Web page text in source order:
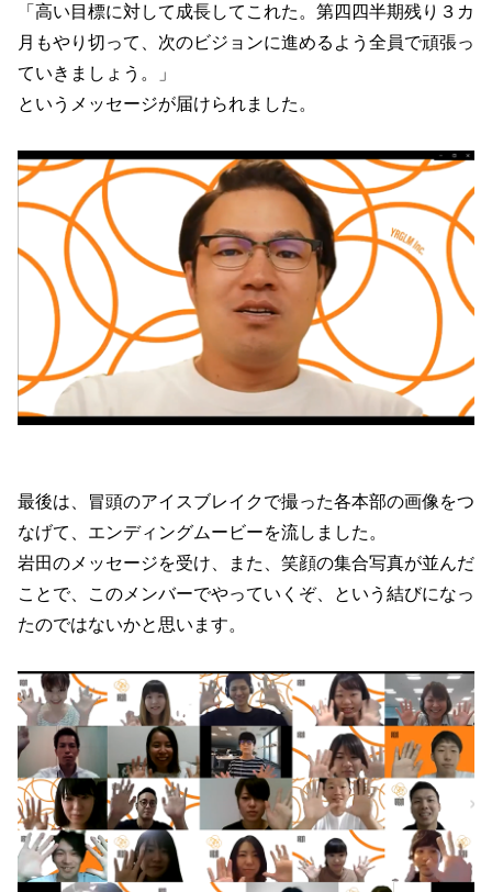
「高い目標に対して成長してこれた。第四四半期残り３カ
月もやり切って、次のビジョンに進めるよう全員で頑張っ
ていきましょう。」
というメッセージが届けられました。
最後は、冒頭のアイスブレイクで撮った各本部の画像をつ
なげて、エンディングムービーを流しました。
岩田のメッセージを受け、また、笑顔の集合写真が並んだ
ことで、このメンバーでやっていくぞ、という結びになっ
たのではないかと思います。